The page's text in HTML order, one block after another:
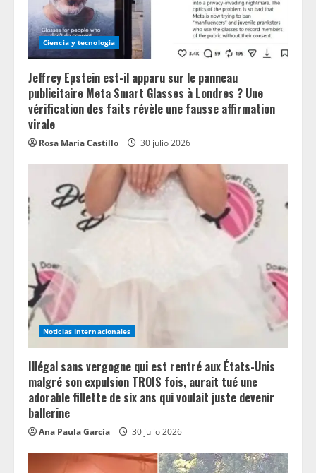
Ciencia y tecnologia
Jeffrey Epstein est-il apparu sur le panneau
publicitaire Meta Smart Glasses à Londres ? Une
vérification des faits révèle une fausse affirmation
virale
Rosa María Castillo 30 julio 2026
Noticias Internacionales
Illégal sans vergogne qui est rentré aux États-Unis
malgré son expulsion TROIS fois, aurait tué une
adorable fillette de six ans qui voulait juste devenir
ballerine
Ana Paula García 30 julio 2026